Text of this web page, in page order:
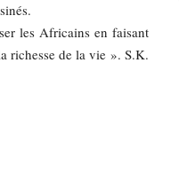
les Africains en faisant
richesse de la vie ». S.K.